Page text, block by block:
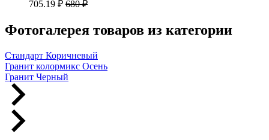
705.19 ₽ 680 ₽
Фотогалерея товаров из категории
Стандарт Коричневый
Гранит колормикс Осень
Гранит Черный